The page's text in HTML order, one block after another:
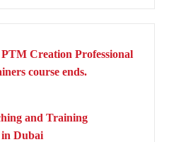
Creation Professional
course ends.
and Training
in Dubai